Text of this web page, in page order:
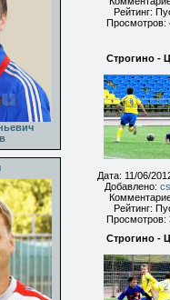
Рейтинг:
Просмотров:
Строгино -
Дата: 11/06/
Добавлено:
Рейтинг:
Просмотров:
Строгино -